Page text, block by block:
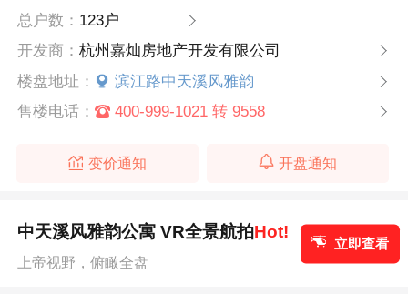
总户数： 123户
开发商：杭州嘉灿房地产开发有限公司
楼盘地址：
滨江路中天溪风雅韵
售楼电话：
400-999-1021 转 9558
变价通知 开盘通知
中天溪风雅韵公寓 VR全景航拍Hot!
上帝视野，俯瞰全盘
立即查看